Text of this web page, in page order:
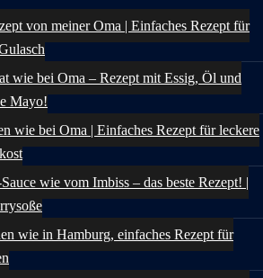
von meiner Oma | Einfaches Rezept für
wie bei Oma – Rezept mit Essig, Öl und
Mayo!
wie bei Oma | Einfaches Rezept für leckere
wie vom Imbiss – das beste Rezept! |
wie in Hamburg, einfaches Rezept für